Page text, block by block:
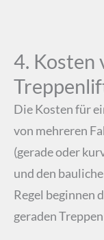
4. Kosten
Die Kosten für
von mehreren
(gerade oder
und den
Regel beginnen
geraden